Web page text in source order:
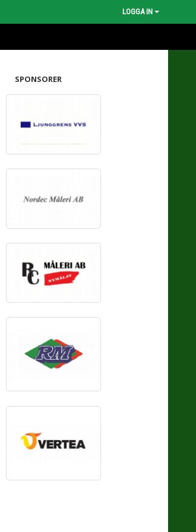
LOGGA IN
SPONSORER